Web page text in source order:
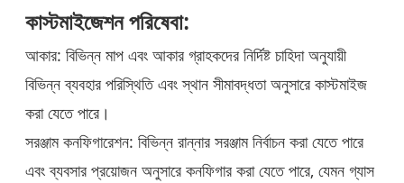
কাস্টমাইজেশন পরিষেবা:
আকার: বিভিন্ন মাপ এবং আকার গ্রাহকদের নির্দিষ্ট চাহিদা অনুযায়ী
বিভিন্ন ব্যবহার পরিস্থিতি এবং স্থান সীমাবদ্ধতা অনুসারে কাস্টমাইজ
করা যেতে পারে।
সরঞ্জাম কনফিগারেশন: বিভিন্ন রান্নার সরঞ্জাম নির্বাচন করা যেতে পারে
এবং ব্যবসার প্রয়োজন অনুসারে কনফিগার করা যেতে পারে, যেমন গ্যাস